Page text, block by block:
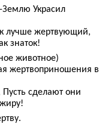
Землю Украсил
лучше жертвующий,
знаток!
животное)
жертвоприношения в
Пусть сделают они